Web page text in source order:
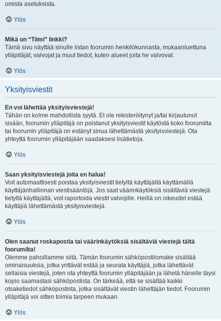
omista asetuksista.
Ylös
Mikä on “Tiimi” linkki?
Tämä sivu näyttää sinulle listan foorumin henkilökunnasta, mukaanluettuna
ylläpitäjät, valvojat ja muut tiedot, kuten alueet joita he valvovat.
Ylös
Yksityisviestit
En voi lähettää yksityisviestejä!
Tähän on kolme mahdollista syytä. Et ole rekisteröitynyt ja/tai kirjautunut
sisään, foorumin ylläpitäjä on poistanut yksityisviestit käytöstä koko foorumilta
tai foorumin ylläpitäjä on estänyt sinua lähettämästä yksityisviestejä. Ota
yhteyttä foorumin ylläpitäjään saadaksesi lisätietoja.
Ylös
Saan yksityisviestejä joita en halua!
Voit automaattisesti poistaa yksityisviestit tietyltä käyttäjältä käyttämällä
käyttäjänhallinnan viestisääntöjä. Jos saat väärinkäytöksiä sisältäviä viestejä
tietyltä käyttäjältä, voit raportoida viestit valvojille. Heillä on oikeudet estää
käyttäjiä lähettämästä yksityisviestejä.
Ylös
Olen saanut roskapostia tai väärinkäytöksiä sisältäviä viestejä tältä
foorumilta!
Olemme pahoillamme siitä. Tämän foorumin sähköpostilomake sisältää
ominaisuuksia, jotka yrittävät estää ja seurata käyttäjiä, jotka lähettävät
sellaisia viestejä, joten ota yhteyttä foorumin ylläpitäjään ja lähetä hänelle täysi
kopio saamastasi sähköpostista. On tärkeää, että se sisältää kaikki
otsaketiedot sähköpostista, jotka sisältävät viestin lähettäjän tiedot. Foorumin
ylläpitäjä voi sitten toimia tarpeen mukaan.
Ylös